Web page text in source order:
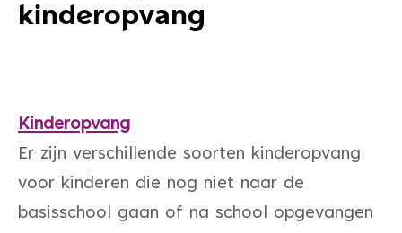
kinderopvang
Kinderopvang
Er zijn verschillende soorten kinderopvang
voor kinderen die nog niet naar de
basisschool gaan of na school opgevangen